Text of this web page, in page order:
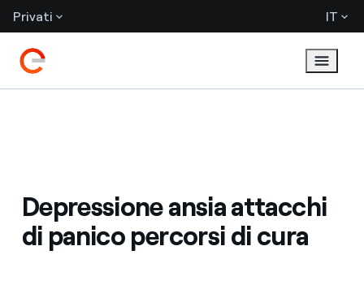
Privati IT
Depressione ansia attacchi
di panico percorsi di cura